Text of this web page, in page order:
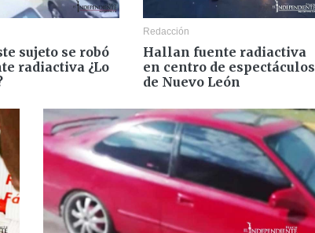
sujeto se robó
radiactiva ¿Lo
Redacción
Hallan fuente radiactiva
en centro de espectáculos
de Nuevo León